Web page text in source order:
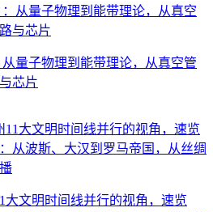
量子物理到能带理论，从真空管
芯片
大文明时间线并行的视角，速览